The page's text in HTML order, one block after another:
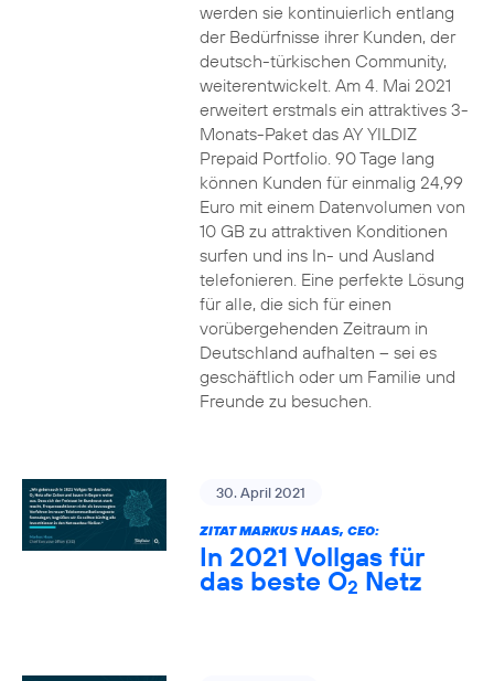
werden sie kontinuierlich entlang
der Bedürfnisse ihrer Kunden, der
deutsch-türkischen Community,
weiterentwickelt. Am 4. Mai 2021
erweitert erstmals ein attraktives 3-
Monats-Paket das AY YILDIZ
Prepaid Portfolio. 90 Tage lang
können Kunden für einmalig 24,99
Euro mit einem Datenvolumen von
10 GB zu attraktiven Konditionen
surfen und ins In- und Ausland
telefonieren. Eine perfekte Lösung
für alle, die sich für einen
vorübergehenden Zeitraum in
Deutschland aufhalten – sei es
geschäftlich oder um Familie und
Freunde zu besuchen.
30. April 2021
ZITAT MARKUS HAAS, CEO:
In 2021 Vollgas für
das beste O2 Netz